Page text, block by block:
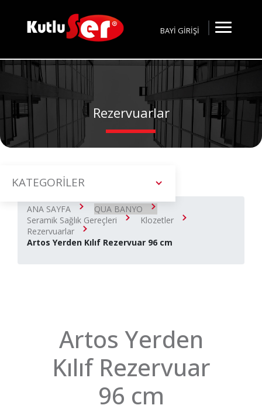
BAYİ GİRİŞİ
Rezervuarlar
KATEGORİLER
ANA SAYFA
QUA BANYO
Seramik Sağlık Gereçleri
Klozetler
Rezervuarlar
Artos Yerden Kılıf Rezervuar 96 cm
Artos Yerden
Kılıf Rezervuar
96 cm